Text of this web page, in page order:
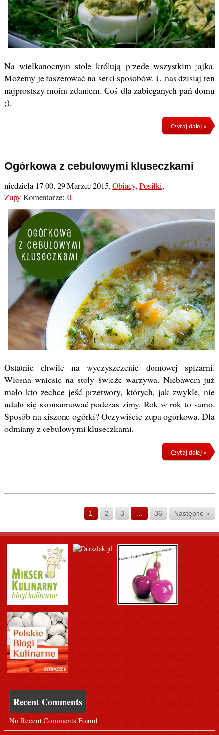
Na wielkanocnym stole królują przede wszystkim jajka.
Możemy je faszerować na setki sposobów. U nas dzisiaj ten
najprostszy moim zdaniem. Coś dla zabieganych pań domu
;).
Czytaj dalej »
Ogórkowa z cebulowymi kluseczkami
niedziela 17:00, 29 Marzec 2015,Obiady,Posiłki,
ZupyKomentarze: 0
Ostatnie chwile na wyczyszczenie domowej spiżarni.
Wiosna wniesie na stoły świeże warzywa. Niebawem już
mało kto zechce jeść przetwory, których, jak zwykle, nie
udało się skonsumować podczas zimy. Rok w rok to samo.
Sposób na kiszone ogórki? Oczywiście zupa ogórkowa. Dla
odmiany z cebulowymi kluseczkami.
Czytaj dalej »
1 2 3 36 Następne »
Recent Comments
No Recent Comments Found